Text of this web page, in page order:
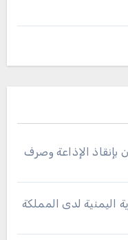
بإنقاذ الإذاعة وصرف
اليمنية لدى المملكة